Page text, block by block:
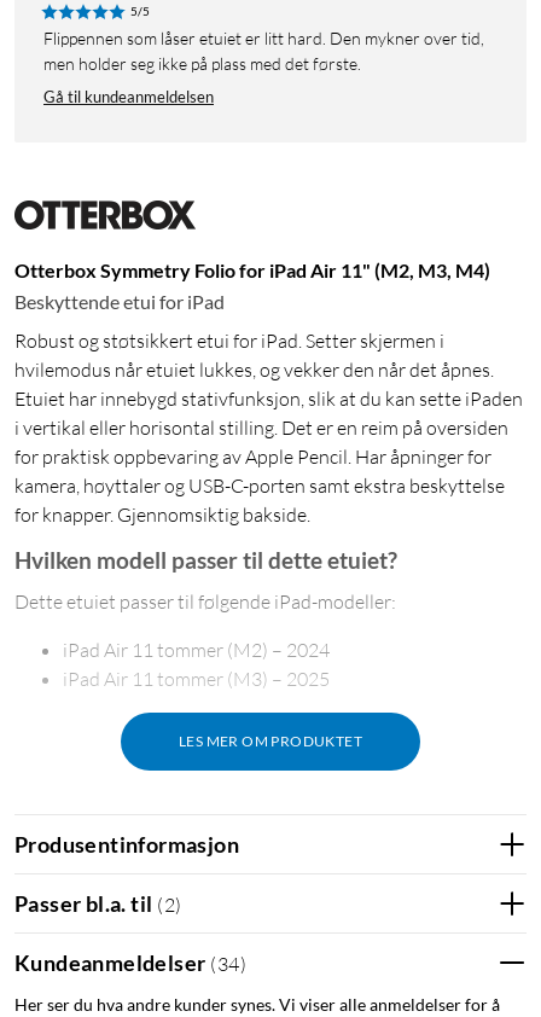
5/5
Flippennen som låser etuiet er litt hard. Den mykner over tid,
men holder seg ikke på plass med det første.
Gå til kundeanmeldelsen
Otterbox Symmetry Folio for iPad Air 11" (M2, M3, M4)
Beskyttende etui for iPad
Robust og støtsikkert etui for iPad. Setter skjermen i
hvilemodus når etuiet lukkes, og vekker den når det åpnes.
Etuiet har innebygd stativfunksjon, slik at du kan sette iPaden
i vertikal eller horisontal stilling. Det er en reim på oversiden
for praktisk oppbevaring av Apple Pencil. Har åpninger for
kamera, høyttaler og USB-C-porten samt ekstra beskyttelse
for knapper. Gjennomsiktig bakside.
LES MER OM PRODUKTET
Hvilken modell passer til dette etuiet?
Dette etuiet passer til følgende iPad-modeller:
iPad Air 11 tommer (M2) – 2024
iPad Air 11 tommer (M3) – 2025
Produsentinformasjon
Passer bl.a. til (2)
Kundeanmeldelser (34)
Her ser du hva andre kunder synes. Vi viser alle anmeldelser for å